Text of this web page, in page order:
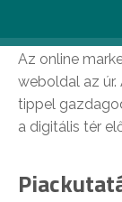
Az online
weboldal az
tippel
a digitális tér